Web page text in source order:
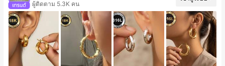
ผู้ติดตาม 5.3K คน